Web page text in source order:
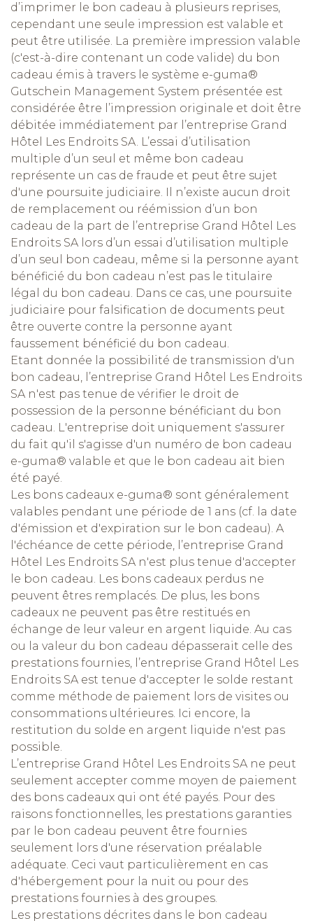
d’imprimer le bon cadeau à plusieurs reprises,
cependant une seule impression est valable et
peut être utilisée. La première impression valable
(c'est-à-dire contenant un code valide) du bon
cadeau émis à travers le système e-guma®
Gutschein Management System présentée est
considérée être l’impression originale et doit être
débitée immédiatement par l’entreprise Grand
Hôtel Les Endroits SA. L’essai d’utilisation
multiple d’un seul et même bon cadeau
représente un cas de fraude et peut être sujet
d'une poursuite judiciaire. Il n’existe aucun droit
de remplacement ou réémission d’un bon
cadeau de la part de l’entreprise Grand Hôtel Les
Endroits SA lors d’un essai d’utilisation multiple
d’un seul bon cadeau, même si la personne ayant
bénéficié du bon cadeau n’est pas le titulaire
légal du bon cadeau. Dans ce cas, une poursuite
judiciaire pour falsification de documents peut
être ouverte contre la personne ayant
faussement bénéficié du bon cadeau.
Etant donnée la possibilité de transmission d'un
bon cadeau, l’entreprise Grand Hôtel Les Endroits
SA n'est pas tenue de vérifier le droit de
possession de la personne bénéficiant du bon
cadeau. L'entreprise doit uniquement s'assurer
du fait qu'il s'agisse d'un numéro de bon cadeau
e-guma® valable et que le bon cadeau ait bien
été payé.
Les bons cadeaux e-guma® sont généralement
valables pendant une période de 1 ans (cf. la date
d'émission et d'expiration sur le bon cadeau). A
l'échéance de cette période, l’entreprise Grand
Hôtel Les Endroits SA n'est plus tenue d'accepter
le bon cadeau. Les bons cadeaux perdus ne
peuvent êtres remplacés. De plus, les bons
cadeaux ne peuvent pas être restitués en
échange de leur valeur en argent liquide. Au cas
ou la valeur du bon cadeau dépasserait celle des
prestations fournies, l’entreprise Grand Hôtel Les
Endroits SA est tenue d'accepter le solde restant
comme méthode de paiement lors de visites ou
consommations ultérieures. Ici encore, la
restitution du solde en argent liquide n'est pas
possible.
L’entreprise Grand Hôtel Les Endroits SA ne peut
seulement accepter comme moyen de paiement
des bons cadeaux qui ont été payés. Pour des
raisons fonctionnelles, les prestations garanties
par le bon cadeau peuvent être fournies
seulement lors d'une réservation préalable
adéquate. Ceci vaut particulièrement en cas
d'hébergement pour la nuit ou pour des
prestations fournies à des groupes.
Les prestations décrites dans le bon cadeau